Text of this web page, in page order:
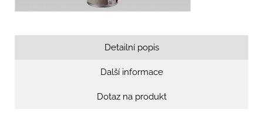
Detailní popis
Další informace
Dotaz na produkt